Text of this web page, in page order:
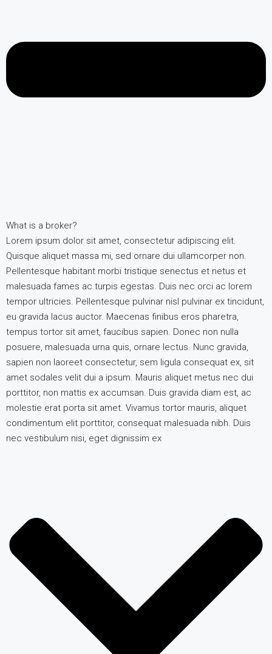
What is a broker?
Lorem ipsum dolor sit amet, consectetur adipiscing elit.
Quisque aliquet massa mi, sed ornare dui ullamcorper non.
Pellentesque habitant morbi tristique senectus et netus et
malesuada fames ac turpis egestas. Duis nec orci ac lorem
tempor ultricies. Pellentesque pulvinar nisl pulvinar ex tincidunt,
eu gravida lacus auctor. Maecenas finibus eros pharetra,
tempus tortor sit amet, faucibus sapien. Donec non nulla
posuere, malesuada urna quis, ornare lectus. Nunc gravida,
sapien non laoreet consectetur, sem ligula consequat ex, sit
amet sodales velit dui a ipsum. Mauris aliquet metus nec dui
porttitor, non mattis ex accumsan. Duis gravida diam est, ac
molestie erat porta sit amet. Vivamus tortor mauris, aliquet
condimentum elit porttitor, consequat malesuada nibh. Duis
nec vestibulum nisi, eget dignissim ex